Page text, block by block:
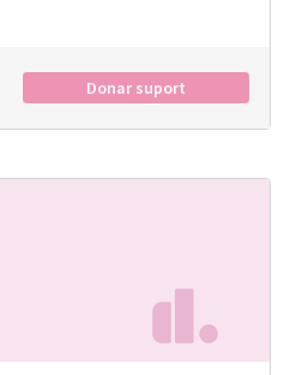
Donar suport